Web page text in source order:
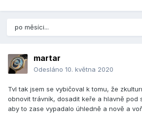
po měsíci...
martar
Odesláno 10. května 2020
Tvl tak jsem se vybičoval k tomu, že
obnovit trávník, dosadit keře a hlavně pod
aby to zase vypadalo úhledně a nově a